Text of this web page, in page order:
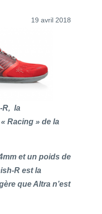
19 avril 2018
R, la
Racing » de la
et un poids de
R est la
que Altra n’est